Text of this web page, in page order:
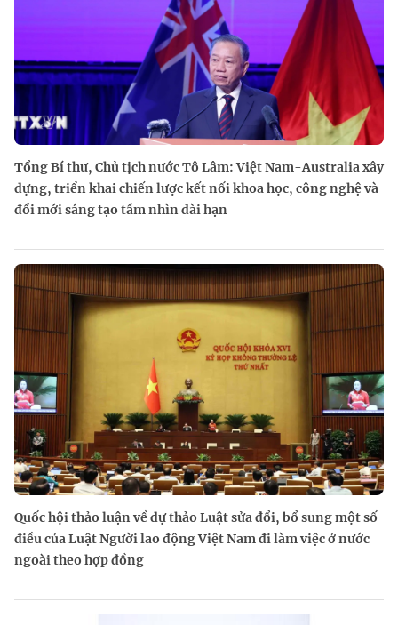
Tổng Bí thư, Chủ tịch nước Tô Lâm: Việt Nam-Australia xây
dựng, triển khai chiến lược kết nối khoa học, công nghệ và
đổi mới sáng tạo tầm nhìn dài hạn
Quốc hội thảo luận về dự thảo Luật sửa đổi, bổ sung một số
điều của Luật Người lao động Việt Nam đi làm việc ở nước
ngoài theo hợp đồng